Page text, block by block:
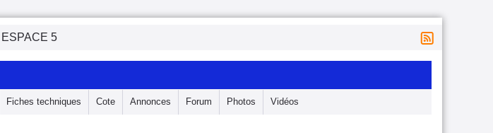
ESPACE 5
Fiches techniques Cote Annonces Forum Photos Vidéos